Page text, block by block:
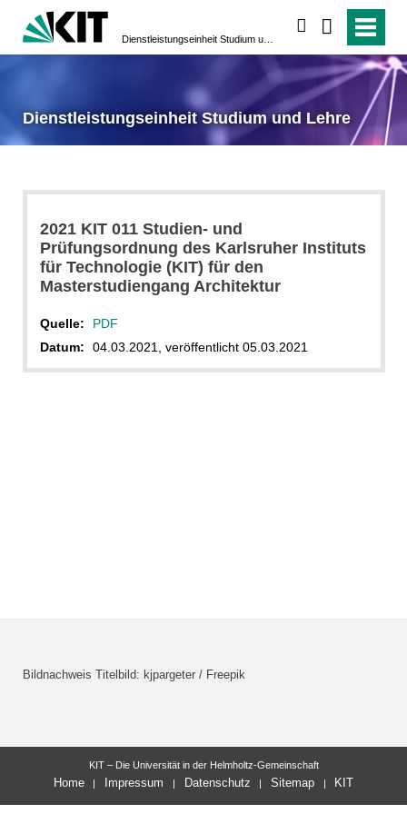
Dienstleistungseinheit Studium und Lehre
2021 KIT 011 Studien- und
Prüfungsordnung des Karlsruher Instituts
für Technologie (KIT) für den
Masterstudiengang Architektur
Quelle:
PDF
Datum:
04.03.2021, veröffentlicht 05.03.2021
Bildnachweis Titelbild: kjpargeter / Freepik
KIT – Die Universität in der Helmholtz-Gemeinschaft
Home Impressum Datenschutz Sitemap KIT